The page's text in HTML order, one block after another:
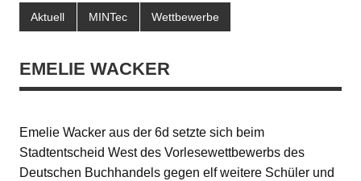
Aktuell MINTec Wettbewerbe
EMELIE WACKER
Emelie Wacker aus der 6d setzte sich beim
Stadtentscheid West des Vorlesewettbewerbs des
Deutschen Buchhandels gegen elf weitere Schüler und